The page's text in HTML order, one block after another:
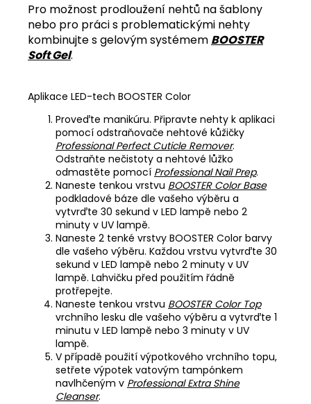
Pro možnost prodloužení nehtů na šablony
nebo pro práci s problematickými nehty
kombinujte s gelovým systémem BOOSTER
Soft Gel.
Aplikace LED-tech BOOSTER Color
Proveďte manikúru. Připravte nehty k aplikaci
pomocí odstraňovače nehtové kůžičky
Professional Perfect Cuticle Remover.
Odstraňte nečistoty a nehtové lůžko
odmastěte pomocí Professional Nail Prep.
Naneste tenkou vrstvu BOOSTER Color Base
podkladové báze dle vašeho výběru a
vytvrďte 30 sekund v LED lampě nebo 2
minuty v UV lampě.
Naneste 2 tenké vrstvy BOOSTER Color barvy
dle vašeho výběru. Každou vrstvu vytvrďte 30
sekund v LED lampě nebo 2 minuty v UV
lampě. Lahvičku před použitím řádně
protřepejte.
Naneste tenkou vrstvu BOOSTER Color Top
vrchního lesku dle vašeho výběru a vytvrďte 1
minutu v LED lampě nebo 3 minuty v UV
lampě.
V případě použití výpotkového vrchního topu,
setřete výpotek vatovým tampónkem
navlhčeným v Professional Extra Shine
Cleanser.